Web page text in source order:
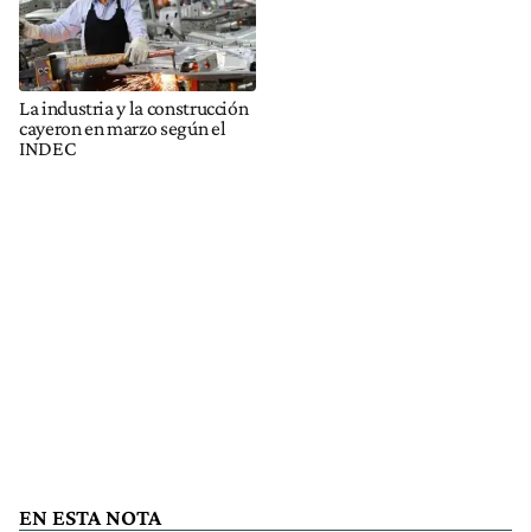
La industria y la construcción
cayeron en marzo según el
INDEC
EN ESTA NOTA